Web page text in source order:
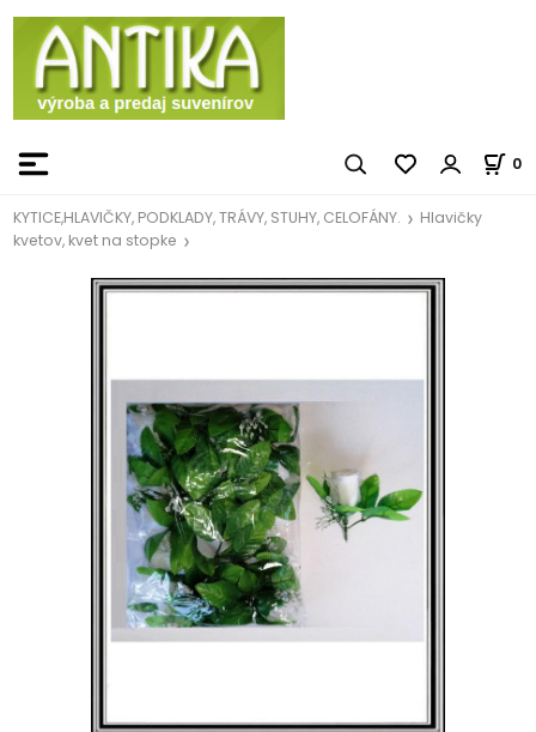
0
KYTICE,HLAVIČKY, PODKLADY, TRÁVY, STUHY, CELOFÁNY.
Hlavičky
kvetov, kvet na stopke